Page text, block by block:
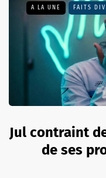
A LA UNE FAITS
Jul contraint
de ses